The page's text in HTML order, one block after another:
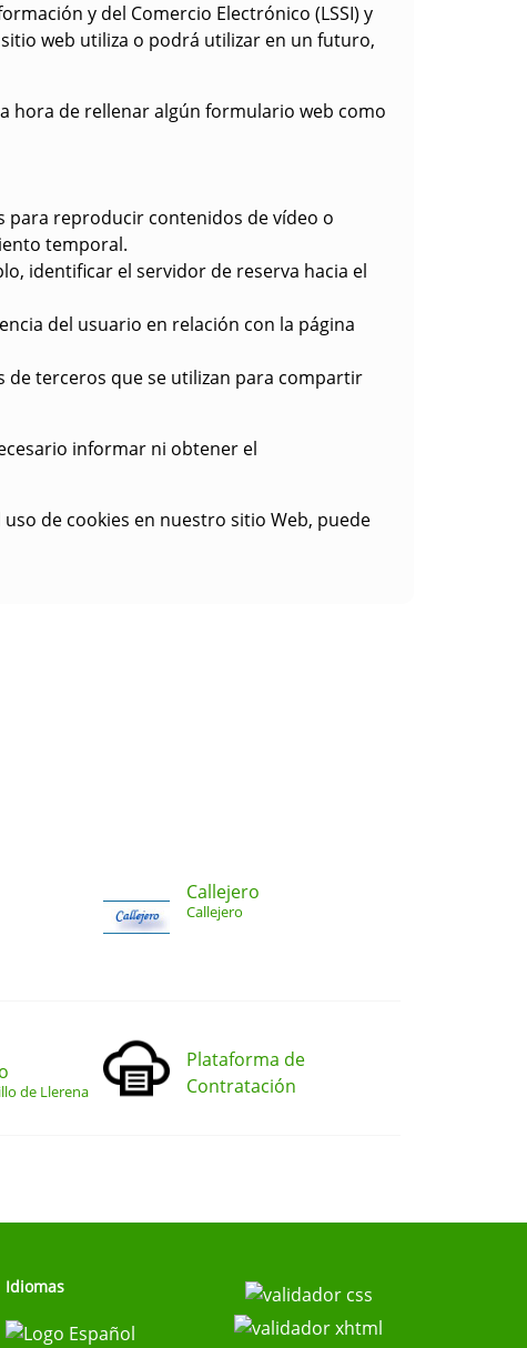
y del Comercio Electrónico (LSSI) y
web utiliza o podrá utilizar en un futuro,
hora de rellenar algún formulario web como
para reproducir contenidos de vídeo o
temporal.
identificar el servidor de reserva hacia el
del usuario en relación con la página
de terceros que se utilizan para compartir
informar ni obtener el
de cookies en nuestro sitio Web, puede
Callejero
Callejero
de Llerena
Plataforma de
Contratación
Idiomas